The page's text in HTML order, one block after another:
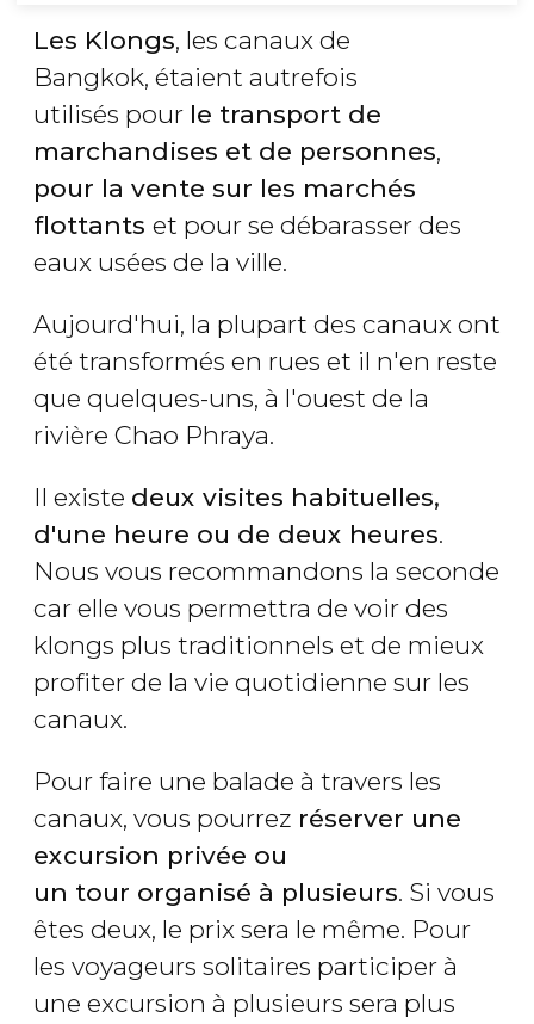
Les Klongs, les canaux de
Bangkok, étaient autrefois
utilisés pour le transport de
marchandises et de personnes,
pour la vente sur les marchés
flottants et pour se débarasser des
eaux usées de la ville.
Aujourd'hui, la plupart des canaux ont
été transformés en rues et il n'en reste
que quelques-uns, à l'ouest de la
rivière Chao Phraya.
Il existe deux visites habituelles,
d'une heure ou de deux heures.
Nous vous recommandons la seconde
car elle vous permettra de voir des
klongs plus traditionnels et de mieux
profiter de la vie quotidienne sur les
canaux.
Pour faire une balade à travers les
canaux, vous pourrez réserver une
excursion privée ou
un tour organisé à plusieurs. Si vous
êtes deux, le prix sera le même. Pour
les voyageurs solitaires participer à
une excursion à plusieurs sera plus